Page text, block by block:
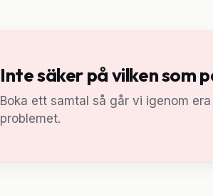
Inte säker på vilken som
Boka ett samtal så går vi igenom
problemet.